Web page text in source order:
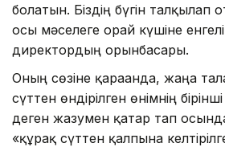
болатын. Біздің бүгін талқылап
осы мәселеге орай күшіне
директордың орынбасары.
Оның сөзіне қарағанда, жаңа
сүттен өндірілген өнімнің
деген жазумен қатар тап
«құрғақ сүттен қалпына